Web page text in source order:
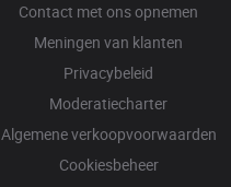
Contact met ons opnemen
Meningen van klanten
Privacybeleid
Moderatiecharter
Algemene verkoopvoorwaarden
Cookiesbeheer